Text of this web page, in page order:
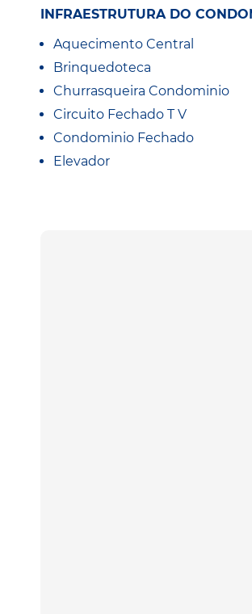
INFRAESTRUTURA DO
Aquecimento Central
Brinquedoteca
Churrasqueira Condominio
Circuito Fechado T V
Condominio Fechado
Elevador